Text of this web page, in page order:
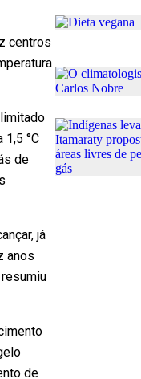
centros
°C
de
já
anos
de